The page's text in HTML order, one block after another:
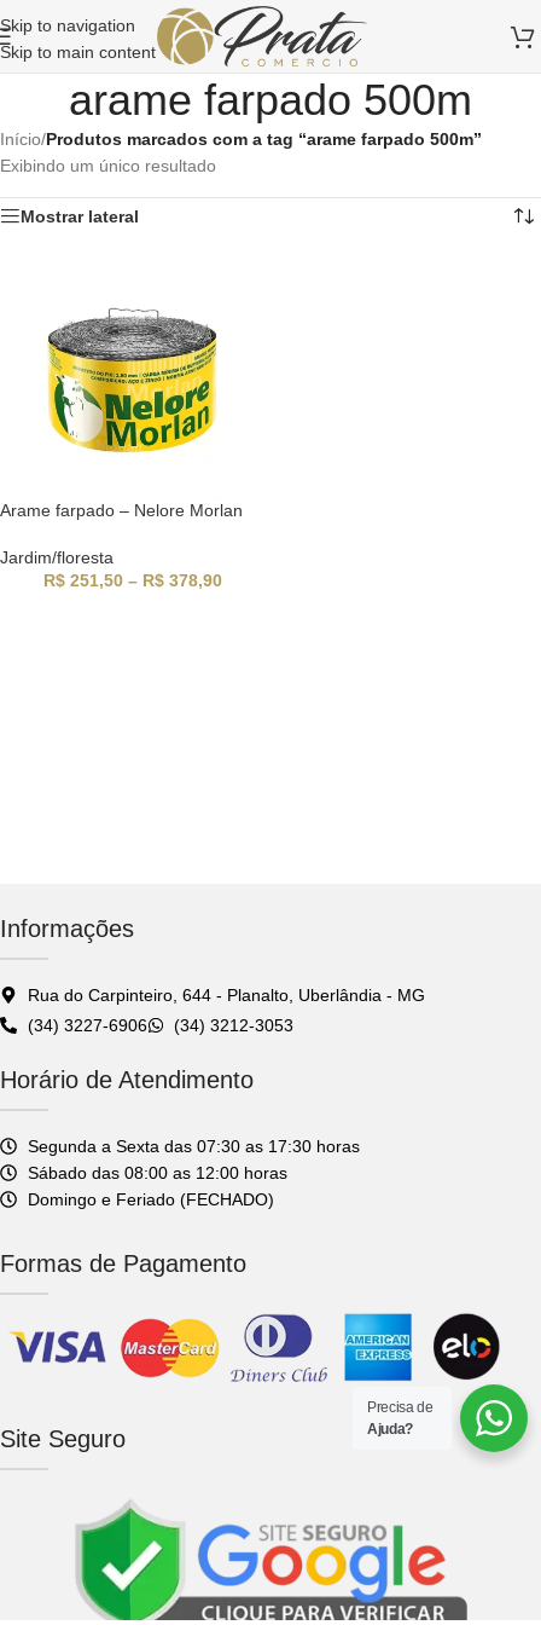
Skip to navigation
Skip to main content
arame farpado 500m
Início/Produtos marcados com a tag “arame farpado 500m”
Exibindo um único resultado
Mostrar lateral
Arame farpado – Nelore Morlan
Jardim/floresta
R$251,50 – R$378,90
Informações
Rua do Carpinteiro, 644 - Planalto, Uberlândia - MG
(34) 3227-6906
(34) 3212-3053
Horário de Atendimento
Segunda a Sexta das 07:30 as 17:30 horas
Sábado das 08:00 as 12:00 horas
Domingo e Feriado (FECHADO)
Formas de Pagamento
Site Seguro
Precisa de
Ajuda?